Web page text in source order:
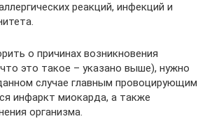
реакций, инфекций и
о причинах возникновения
это такое – указано выше), нужно
случае главным провоцирующим
инфаркт миокарда, а также
организма.